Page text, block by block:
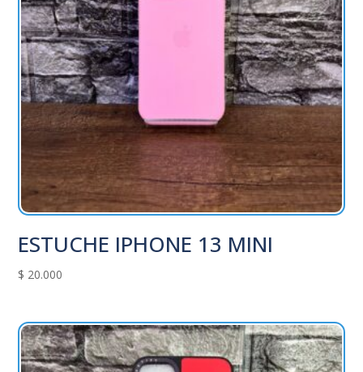
ESTUCHE IPHONE 13 MINI
$ 20.000